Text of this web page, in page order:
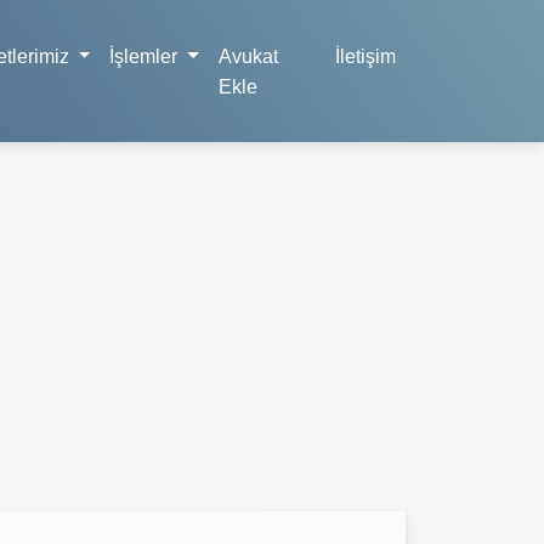
İşlemler
Avukat
Ekle
İletişim